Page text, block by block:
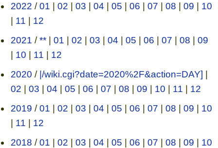
2022 /01 | 02 | 03 | 04 | 05 | 06 | 07 | 08 | 09 | 10
| 11 | 12
2021 /**| 01 | 02 | 03 | 04 | 05 | 06 | 07 | 08 | 09
| 10 | 11 | 12
2020 / |/wiki.cgi?date=2020%2F&action=DAY] |
02 | 03 | 04 | 05 | 06 | 07 | 08 | 09 | 10 | 11 | 12
2019 /01 | 02 | 03 | 04 | 05 | 06 | 07 | 08 | 09 | 10
| 11 | 12
2018 /01 | 02 | 03 | 04 | 05 | 06 | 07 | 08 | 09 | 10